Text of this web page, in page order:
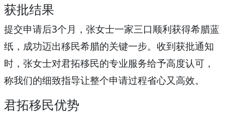
获批结果
提交申请后3个月，张女士一家三口顺利获得希腊蓝
纸，成功迈出移民希腊的关键一步。收到获批通知
时，张女士对君拓移民的专业服务给予高度认可，
称我们的细致指导让整个申请过程省心又高效。
君拓移民优势